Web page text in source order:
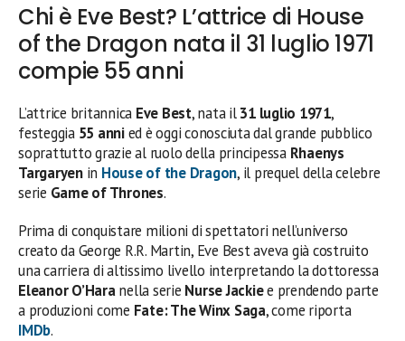
Chi è Eve Best? L’attrice di House
of the Dragon nata il 31 luglio 1971
compie 55 anni
L’attrice britannica Eve Best, nata il31 luglio 1971,
festeggia 55 annied è oggi conosciuta dal grande pubblico
soprattutto grazie al ruolo della principessa Rhaenys
Targaryenin House of the Dragon, il prequel della celebre
serie Game of Thrones.
Prima di conquistare milioni di spettatori nell’universo
creato da George R.R. Martin, Eve Best aveva già costruito
una carriera di altissimo livello interpretando la dottoressa
Eleanor O’Haranella serie Nurse Jackiee prendendo parte
a produzioni come Fate: The Winx Saga, come riporta
IMDb.